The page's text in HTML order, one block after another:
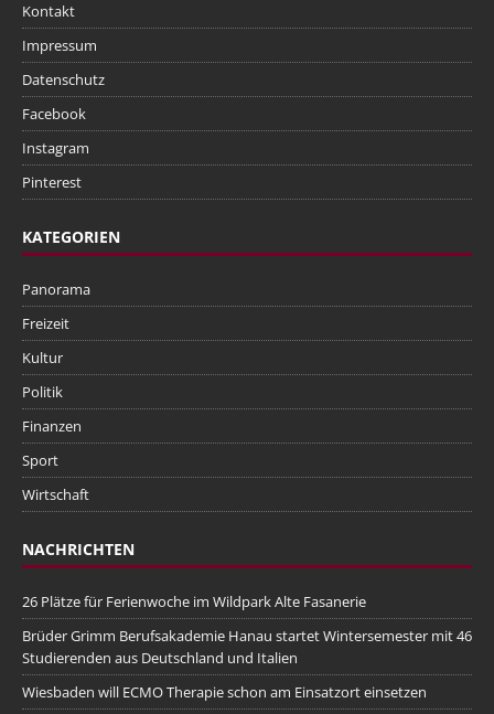
Kontakt
Impressum
Datenschutz
Facebook
Instagram
Pinterest
KATEGORIEN
Panorama
Freizeit
Kultur
Politik
Finanzen
Sport
Wirtschaft
NACHRICHTEN
26 Plätze für Ferienwoche im Wildpark Alte Fasanerie
Brüder Grimm Berufsakademie Hanau startet Wintersemester mit 46
Studierenden aus Deutschland und Italien
Wiesbaden will ECMO Therapie schon am Einsatzort einsetzen